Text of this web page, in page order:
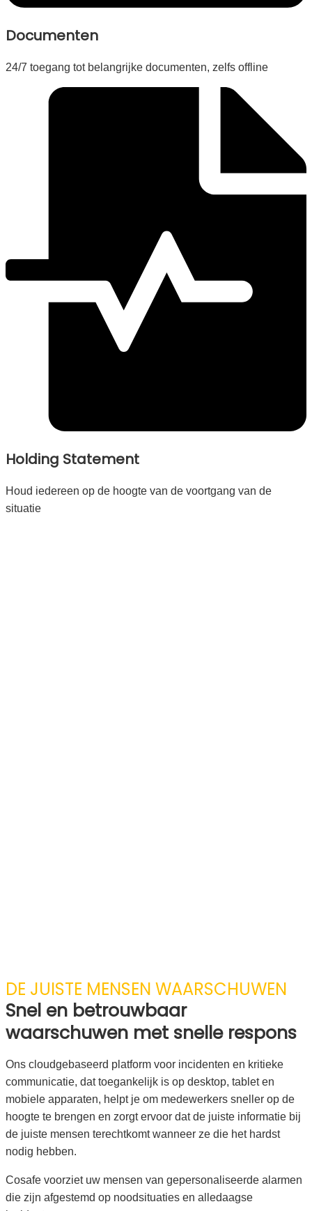
Documenten
24/7 toegang tot belangrijke documenten, zelfs offline
Holding Statement
Houd iedereen op de hoogte van de voortgang van de
situatie
DE JUISTE MENSEN WAARSCHUWEN
Snel en betrouwbaar
waarschuwen met snelle respons
Ons cloudgebaseerd platform voor incidenten en kritieke
communicatie, dat toegankelijk is op desktop, tablet en
mobiele apparaten, helpt je om medewerkers sneller op de
hoogte te brengen en zorgt ervoor dat de juiste informatie bij
de juiste mensen terechtkomt wanneer ze die het hardst
nodig hebben.
Cosafe voorziet uw mensen van gepersonaliseerde alarmen
die zijn afgestemd op noodsituaties en alledaagse